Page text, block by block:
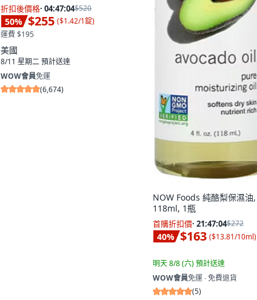
折扣後價格· 04:47:02$520
50% $255 ($1.42/1錠)
運費 $195
美國
8/11 星期二預計送達
WOW會員免運
(6,674)
NOW Foods 純酪梨保濕油,
118ml, 1瓶
首購折扣價· 21:47:02$272
40% $163 ($13.81/10ml)
明天 8/8 (六)預計送達
WOW會員免運 ∙ 免費退貨
(5)